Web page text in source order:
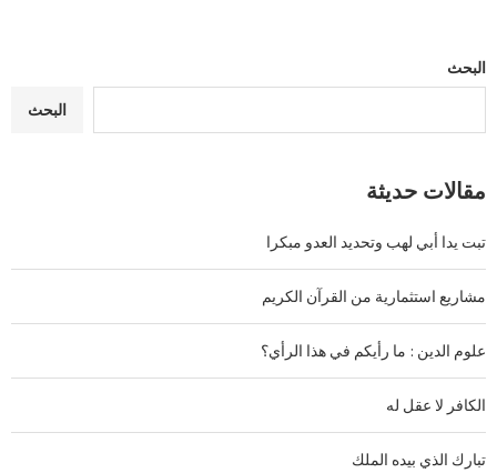
البحث
البحث
مقالات حديثة
تبت يدا أبي لهب وتحديد العدو مبكرا
مشاريع استثمارية من القرآن الكريم
علوم الدين : ما رأيكم في هذا الرأي؟
الكافر لا عقل له
تبارك الذي بيده الملك